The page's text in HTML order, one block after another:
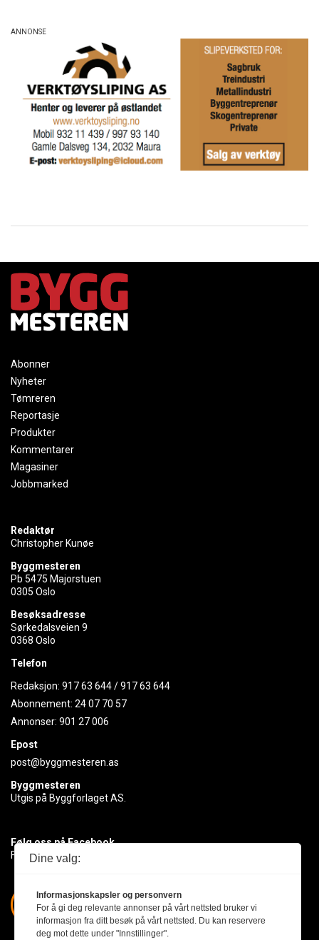
Abonner
Nyheter
Tømreren
Reportasje
Produkter
Kommentarer
Magasiner
Jobbmarked
Redaktør
Christopher Kunøe
Byggmesteren
Pb 5475 Majorstuen
0305 Oslo
Besøksadresse
Sørkedalsveien 9
0368 Oslo
Telefon
Redaksjon: 917 63 644/917 63 644
Abonnement: 24 07 70 57
Annonser: 901 27 006
Epost
post@byggmesteren.as
Byggmesteren
Utgis på Byggforlaget AS.
Følg oss på Facebook
Få med deg det siste innen byggebransjen
Dine valg:
Informasjonskapsler og personvern
For å gi deg relevante annonser på vårt nettsted bruker vi
informasjon fra ditt besøk på vårt nettsted. Du kan reservere
deg mot dette under "Innstillinger".